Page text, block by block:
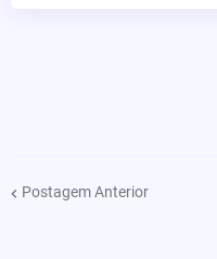
Postagem Anterior